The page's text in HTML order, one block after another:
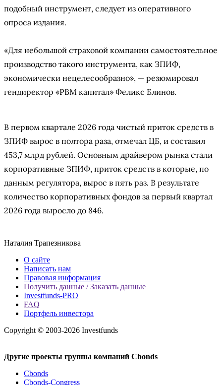
подобный инструмент, следует из оперативного
опроса издания.
«Для небольшой страховой компании самостоятельное
производство такого инструмента, как ЗПИФ,
экономически нецелесообразно», — резюмировал
гендиректор «РВМ капитал» Феликс Блинов.
В первом квартале 2026 года чистый приток средств в
ЗПИФ вырос в полтора раза, отмечал ЦБ, и составил
453,7 млрд рублей. Основным драйвером рынка стали
корпоративные ЗПИФ, приток средств в которые, по
данным регулятора, вырос в пять раз. В результате
количество корпоративных фондов за первый квартал
2026 года выросло до 846.
Наталия Трапезникова
О сайте
Написать нам
Правовая информация
Получить данные / Заказать данные
Investfunds-PRO
FAQ
Портфель инвестора
Copyright © 2003-2026 Investfunds
Другие проекты группы компаний Cbonds
Cbonds
Cbonds-Congress